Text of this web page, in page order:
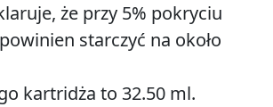
że przy 5% pokryciu
starczyć na około
kartridża to 32.50 ml.